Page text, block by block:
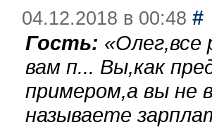
04.12.2018 в 00:48 #
Гость: «Олег,все
вам п... Вы,как
примером,а вы не
называете